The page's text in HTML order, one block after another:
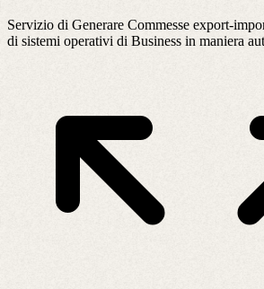
Servizio di Generare Commesse export-
di sistemi operativi di Business in maniera